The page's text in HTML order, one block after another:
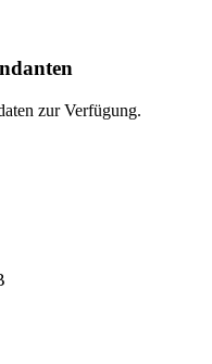
zur Verfügung.